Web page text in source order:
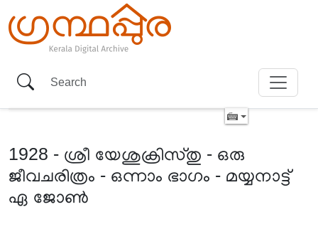
1928 - ശ്രീ യേശുക്രിസ്തു - ഒരു
ജീവചരിത്രം - ഒന്നാം ഭാഗം - മയ്യനാട്ട്
ഏ ജോൺ